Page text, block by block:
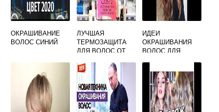
ОКРАШИВАНИЕ
ВОЛОС СИНИЙ
ЛУЧШАЯ
ТЕРМОЗАЩИТА
ДЛЯ ВОЛОС ОТ
РЕЙТИНГ
ИДЕИ
ОКРАШИВАНИЯ
ВОЛОС ДЛЯ